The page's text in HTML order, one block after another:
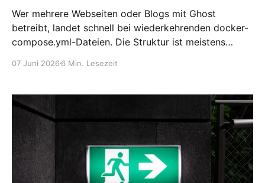
Wer mehrere Webseiten oder Blogs mit Ghost
betreibt, landet schnell bei wiederkehrenden docker-
compose.yml-Dateien. Die Struktur ist meistens
Datenbank, ein Backup-Container und Traefik als
die komplette Compose-Datei angepasst werden
muss, lohnt sich ein universelles Template. Die
07 Juni 2026 6 Min. Lesezeit